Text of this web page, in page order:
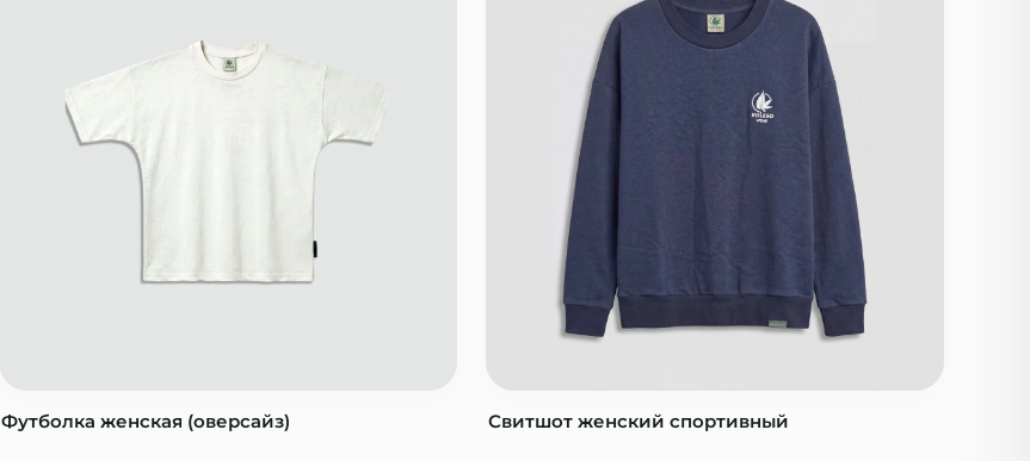
Футболка женская (оверсайз) Свитшот женский спортивный